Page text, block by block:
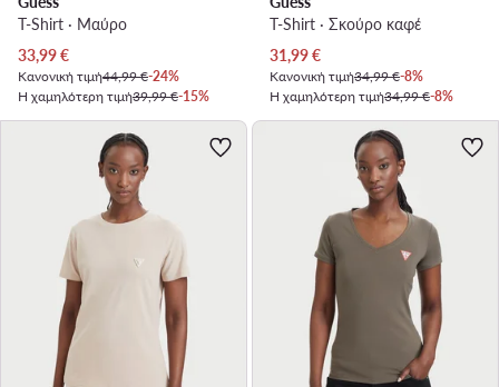
T-Shirt · Μαύρο
Τρέχουσα τιμή
33,99€
Κανονική τιμή44,99 €-24%
Η χαμηλότερη τιμή39,99 €-15%
T-Shirt · Σκούρο καφέ
Τρέχουσα τιμή
31,99€
Κανονική τιμή34,99 €-8%
Η χαμηλότερη τιμή34,99 €-8%